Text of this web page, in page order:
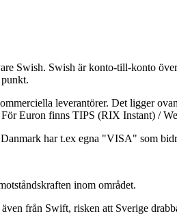
Swish. Swish är konto-till-konto
leverantörer. Det ligger
Euron finns TIPS (RIX Instant) /
har t.ex egna "VISA" som
inom området.
från Swift, risken att Sverige